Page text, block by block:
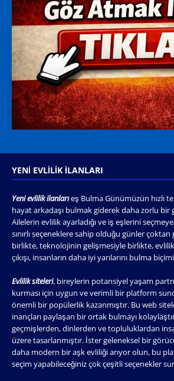
YENI EVLILIK İLANLARI
Yeni evlilik ilanlarıeş Bulma Günümüzün hızlı
hayat arkadaşı bulmak giderek daha zorlu bir
Ailelerin evlilik ayarladığı ve iş eşlerini
sınırlı seçeneklere sahip olduğu günler
birlikte, teknolojinin gelişmesiyle birlikte,
çıkışı, insanların daha iyi yarılarını bulma
Evlilik siteleri, bireylerin potansiyel yaşam
kurması için uygun ve verimli bir platform
önemli bir popülerlik kazanmıştır. Bu web
inançları paylaşan bir ortak bulmayı
geçmişlerden, dinlerden ve topluluklardan
üzere tasarlanmıştır. İster geleneksel bir
daha modern bir aşk evliliği arıyor olun, bu
seçim yapabileceğiniz çok çeşitli seçenekler